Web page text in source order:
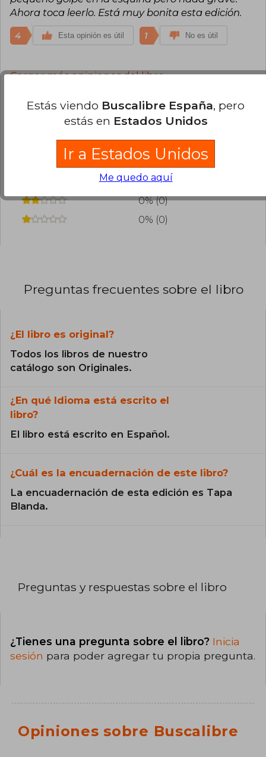
Ahora toca leerlo. Está muy bonita esta edición.
4 Esta opinión es útil 1 No es útil
Cargar más opiniones del libro
¿Leíste este libro?
Inicia sesión
para poder
agregar tu propia evaluación
86% (25)
10% (3)
3% (1)
0% (0)
0% (0)
Preguntas frecuentes sobre el libro
¿El libro es original?
Todos los libros de nuestro
catálogo son Originales.
¿En qué Idioma está escrito el
libro?
El libro está escrito en Español.
¿Cuál es la encuadernación de este libro?
La encuadernación de esta edición es Tapa
Blanda.
Preguntas y respuestas sobre el libro
¿Tienes una pregunta sobre el libro? Inicia
sesión para poder agregar tu propia pregunta.
Opiniones sobre Buscalibre
Estás viendo Buscalibre España, pero
estás en Estados Unidos
Ir a Estados Unidos
Me quedo aquí